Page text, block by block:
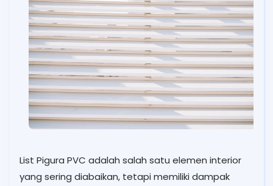
List Pigura PVC adalah salah satu elemen interior
yang sering diabaikan, tetapi memiliki dampak